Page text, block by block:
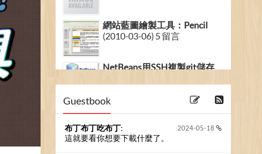
網站藍圖繪製工具：Pencil
(2010-03-06) 5 留言
NetBeans用SSH複製git儲存
Guestbook
2024-05-18
布丁布丁吃布丁:
這就要看你想要下載什麼了。